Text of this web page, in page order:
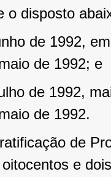
o disposto
de 1992,
de 1992; e
de 1992,
de 1992.
de
e